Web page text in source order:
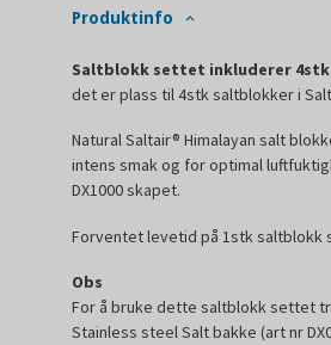
Produktinfo
Saltblokk settet inkluderer
det er plass til 4stk saltblokker i
Natural Saltair® Himalayan salt
intens smak og for optimal
DX1000 skapet.
Forventet levetid på 1stk saltblokk
Obs
For å bruke dette saltblokk settet
Stainless steel Salt bakke (art nr